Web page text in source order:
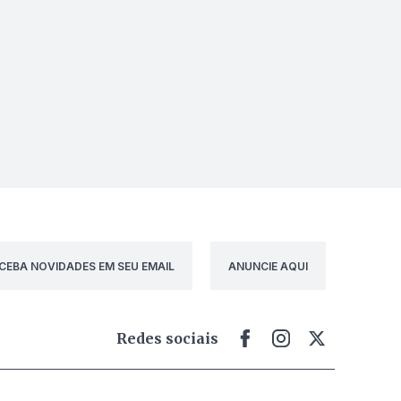
NOVIDADES EM SEU EMAIL ANUNCIE AQUI
Redes sociais